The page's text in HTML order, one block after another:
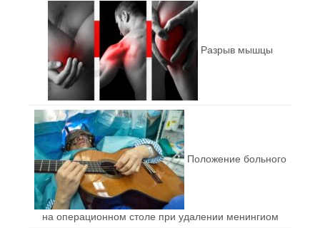
Разрыв мышцы
Положение больного
на операционном столе при удалении менингиом